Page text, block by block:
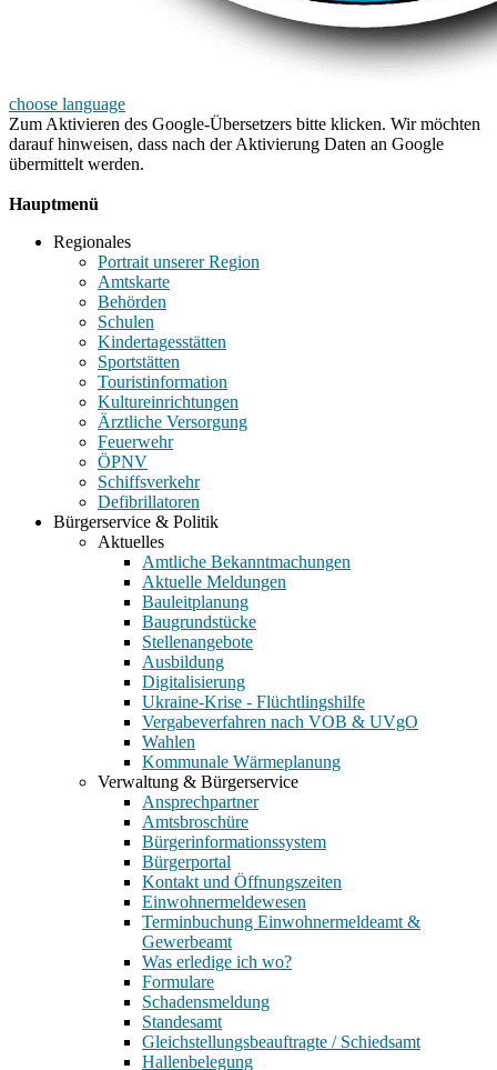
choose language
Zum Aktivieren des Google-Übersetzers bitte klicken. Wir möchten
darauf hinweisen, dass nach der Aktivierung Daten an Google
übermittelt werden.
Hauptmenü
Regionales
Portrait unserer Region
Amtskarte
Behörden
Schulen
Kindertagesstätten
Sportstätten
Touristinformation
Kultureinrichtungen
Ärztliche Versorgung
Feuerwehr
ÖPNV
Schiffsverkehr
Defibrillatoren
Bürgerservice & Politik
Aktuelles
Amtliche Bekanntmachungen
Aktuelle Meldungen
Bauleitplanung
Baugrundstücke
Stellenangebote
Ausbildung
Digitalisierung
Ukraine-Krise - Flüchtlingshilfe
Vergabeverfahren nach VOB & UVgO
Wahlen
Kommunale Wärmeplanung
Verwaltung & Bürgerservice
Ansprechpartner
Amtsbroschüre
Bürgerinformationssystem
Bürgerportal
Kontakt und Öffnungszeiten
Einwohnermeldewesen
Terminbuchung Einwohnermeldeamt &
Gewerbeamt
Was erledige ich wo?
Formulare
Schadensmeldung
Standesamt
Gleichstellungsbeauftragte / Schiedsamt
Hallenbelegung